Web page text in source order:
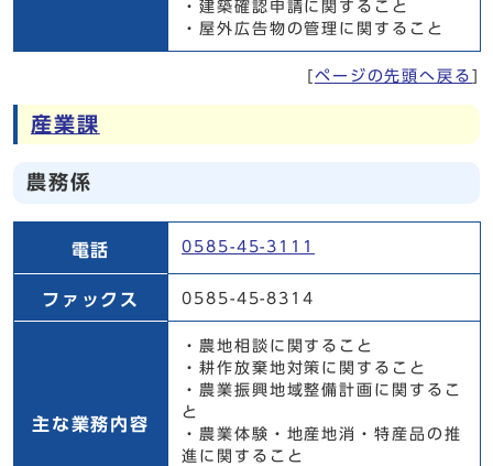
・建築確認申請に関すること
・屋外広告物の管理に関すること
ページの先頭へ戻る
産業課
農務係
電話
0585-45-3111
ファックス 0585-45-8314
主な業務内容
・農地相談に関すること
・耕作放棄地対策に関すること
・農業振興地域整備計画に関するこ
と
・農業体験・地産地消・特産品の推
進に関すること